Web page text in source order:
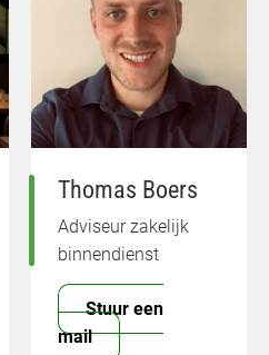
Thomas Boers
Adviseur zakelijk
binnendienst
Stuur een
mail